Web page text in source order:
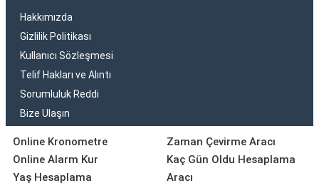
Hakkımızda
Gizlilik Politikası
Kullanıcı Sözleşmesi
Telif Hakları ve Alıntı
Sorumluluk Reddi
Bize Ulaşın
Online Kronometre
Online Alarm Kur
Yaş Hesaplama
Zaman Çevirme Aracı
Kaç Gün Oldu Hesaplama
Aracı